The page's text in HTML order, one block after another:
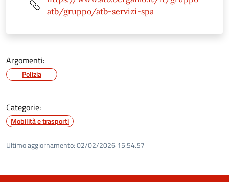
atb/gruppo/atb-servizi-spa
Argomenti:
Polizia
Categorie:
Mobilità e trasporti
Ultimo aggiornamento:02/02/2026 15:54.57